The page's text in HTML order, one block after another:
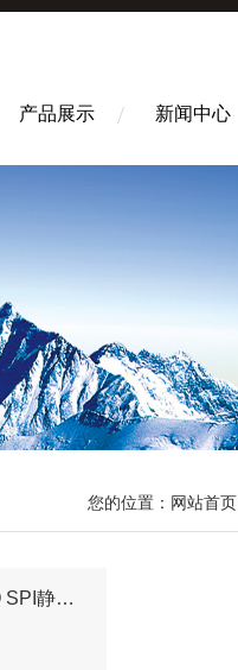
产品展示 新闻中心
您的位置： 网站首页
SPI94001美国DESCO SPI静电消除器